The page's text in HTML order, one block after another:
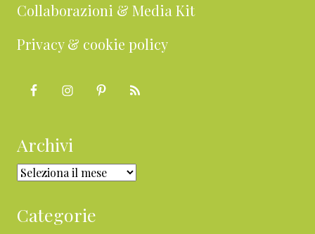
Collaborazioni & Media Kit
Privacy & cookie policy
Archivi
Archivi
Categorie